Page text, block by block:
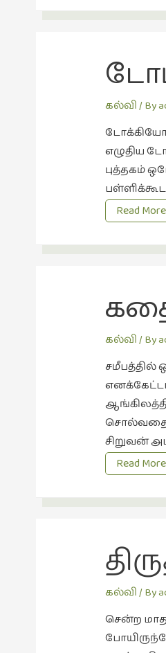
கல்வி/ By
எழுதிய
புத்தகம்
சான்
Read
கல்வி/ By
சமீபத்தில்
சொல்வதை
சிறுவன்
கதை
Read
கல்வி/ By
சென்ற